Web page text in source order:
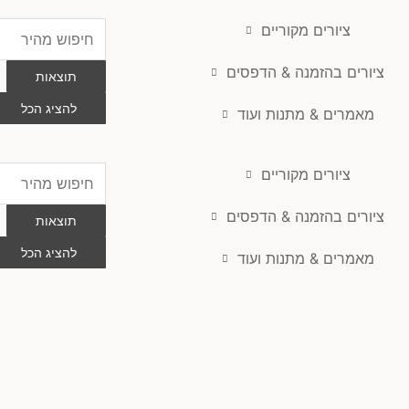
ציורים מקוריים
ציורים בהזמנה & הדפסים
מאמרים & מתנות ועוד
...
תוצאות
להציג הכל
ציורים מקוריים
ציורים בהזמנה & הדפסים
מאמרים & מתנות ועוד
...
תוצאות
להציג הכל